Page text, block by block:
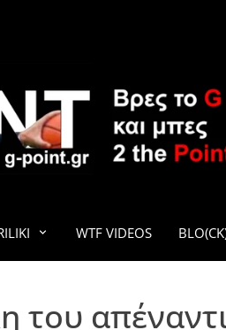
G-
WTF VIDEOS
του